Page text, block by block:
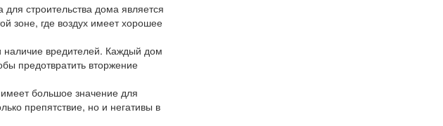
строительства дома является
зоне, где воздух имеет хорошее
наличие вредителей. Каждый дом
предотвратить вторжение
большое значение для
препятствие, но и негативы в